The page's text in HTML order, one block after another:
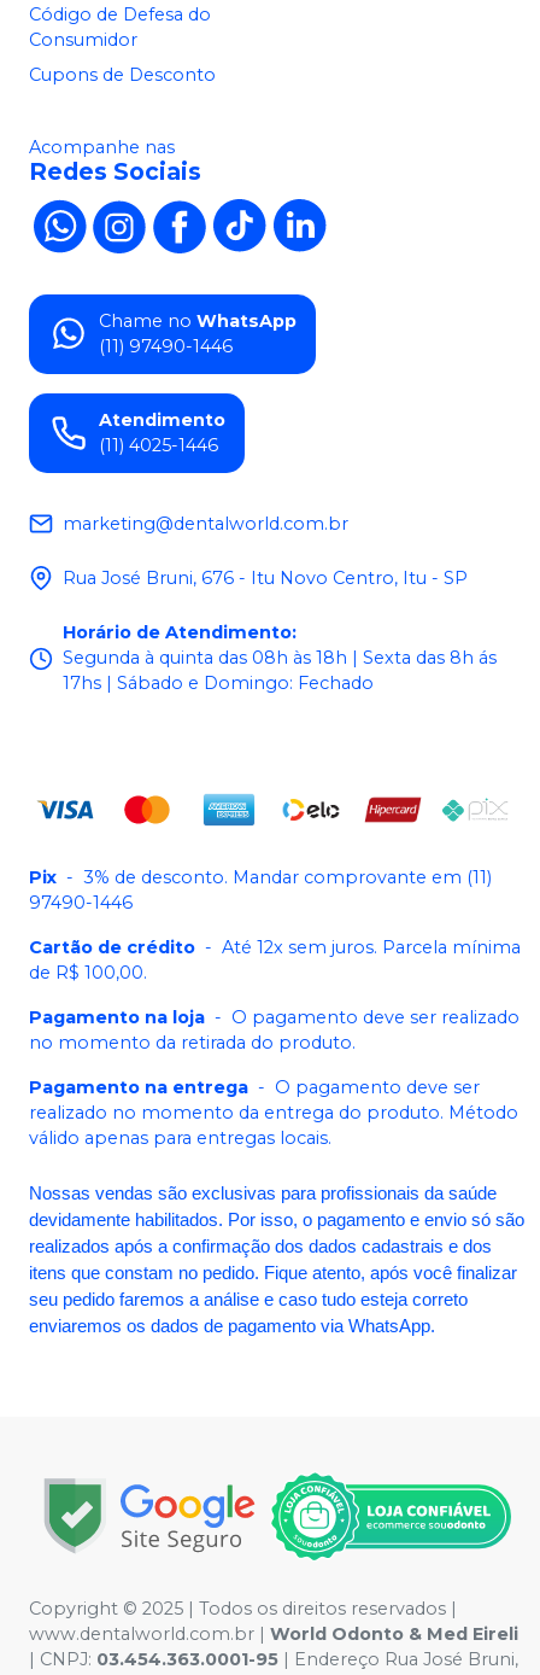
Código de Defesa do
Consumidor
Cupons de Desconto
Acompanhe nas
Redes Sociais
Chame no WhatsApp
(11) 97490-1446
Atendimento
(11) 4025-1446
marketing@dentalworld.com.br
Rua José Bruni, 676 - Itu Novo Centro, Itu - SP
Horário de Atendimento:
Segunda à quinta das 08h às 18h | Sexta das 8h ás
17hs | Sábado e Domingo: Fechado
Pix - 3% de desconto. Mandar comprovante em (11)
97490-1446
Cartão de crédito - Até 12x sem juros. Parcela mínima
de R$ 100,00.
Pagamento na loja - O pagamento deve ser realizado
no momento da retirada do produto.
Pagamento na entrega - O pagamento deve ser
realizado no momento da entrega do produto. Método
válido apenas para entregas locais.
Nossas vendas são exclusivas para profissionais da saúde
devidamente habilitados. Por isso, o pagamento e envio só são
realizados após a confirmação dos dados cadastrais e dos
itens que constam no pedido. Fique atento, após você finalizar
seu pedido faremos a análise e caso tudo esteja correto
enviaremos os dados de pagamento via WhatsApp.
Copyright © 2025 | Todos os direitos reservados |
www.dentalworld.com.br | World Odonto & Med Eireli
| CNPJ: 03.454.363.0001-95 | Endereço Rua José Bruni,